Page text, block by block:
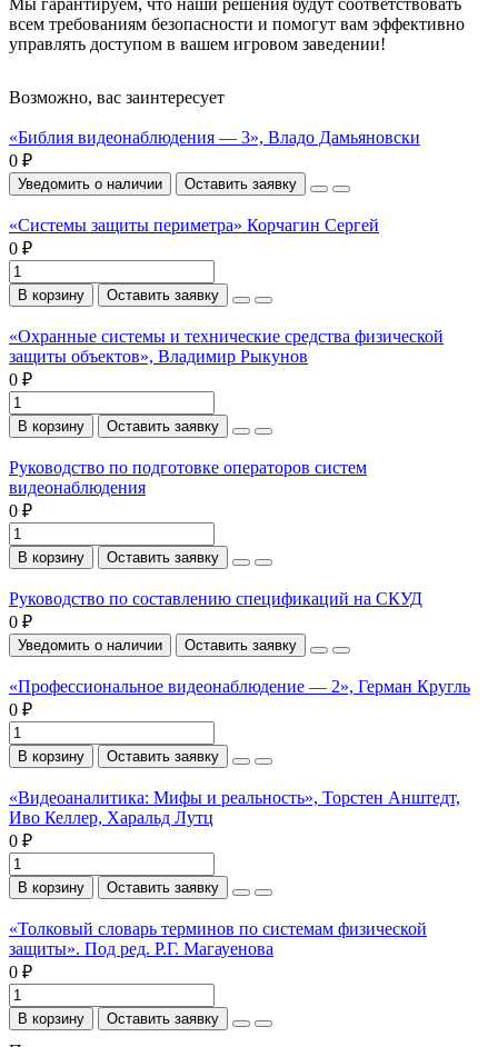
всем требованиям безопасности и помогут вам эффективно
управлять доступом в вашем игровом заведении!
Возможно, вас заинтересует
«Библия видеонаблюдения — 3», Владо Дамьяновски
0 ₽
Уведомить о наличии Оставить заявку
«Системы защиты периметра» Корчагин Сергей
0 ₽
В корзину Оставить заявку
«Охранные системы и технические средства физической
защиты объектов», Владимир Рыкунов
0 ₽
В корзину Оставить заявку
Руководство по подготовке операторов систем
видеонаблюдения
0 ₽
В корзину Оставить заявку
Руководство по составлению спецификаций на СКУД
0 ₽
Уведомить о наличии Оставить заявку
«Профессиональное видеонаблюдение — 2», Герман Кругль
0 ₽
В корзину Оставить заявку
«Видеоаналитика: Мифы и реальность», Торстен Анштедт,
Иво Келлер, Харальд Лутц
0 ₽
В корзину Оставить заявку
«Толковый словарь терминов по системам физической
защиты». Под ред. Р.Г. Магауенова
0 ₽
В корзину Оставить заявку